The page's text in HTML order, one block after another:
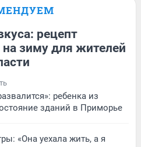
рецепт
зиму для жителей
ребенка из
зданий в Приморье
«Она уехала жить, а я